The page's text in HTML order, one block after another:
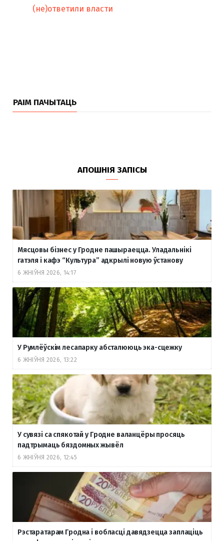
(не)ответили власти
РАІМ ПАЧЫТАЦЬ
АПОШНІЯ ЗАПІСЫ
Мясцовы бізнес у Гродне пашыраецца. Уладальнікі
гатэля і кафэ “Культура” адкрылі новую ўстанову
6 ЖНІЎНЯ 2026, 14:17
У Румлёўскім лесапарку абсталююць эка-сцежку
6 ЖНІЎНЯ 2026, 13:22
У сувязі са спякотай у Гродне валанцёры просяць
падтрымаць бяздомных жывёл
6 ЖНІЎНЯ 2026, 12:45
Рэстаратарам Гродна і вобласці давядзецца заплаціць